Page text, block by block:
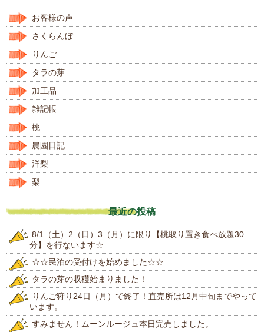
お客様の声
さくらんぼ
りんご
タラの芽
加工品
雑記帳
桃
農園日記
洋梨
梨
最近の投稿
8/1（土）2（日）3（月）に限り【桃取り置き食べ放題30
分】を行ないます☆
☆☆民泊の受付けを始めました☆☆
タラの芽の収穫始まりました！
りんご狩り24日（月）で終了！直売所は12月中旬までやって
います。
すみません！ムーンルージュ本日完売しました。